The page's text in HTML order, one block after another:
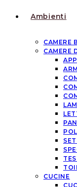
Ambienti
CAMERE
CAMERE
CUCINE